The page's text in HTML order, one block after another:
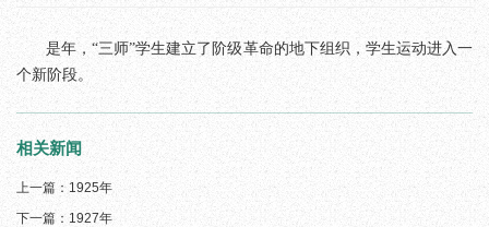
是年，“三师”学生建立了阶级革命的地下组织，学生运动进入一
个新阶段。
相关新闻
上一篇： 1925年
下一篇： 1927年